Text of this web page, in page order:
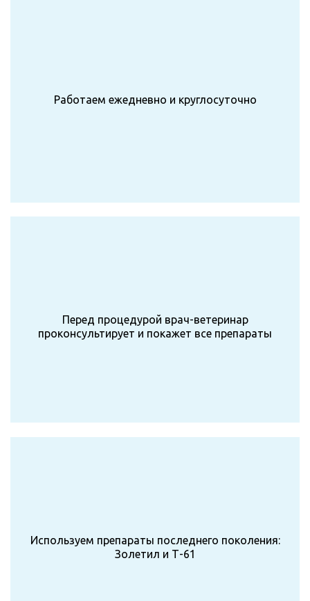
Работаем ежедневно и круглосуточно
Перед процедурой врач-ветеринар
проконсультирует и покажет все препараты
Используем препараты последнего поколения:
Золетил и Т-61